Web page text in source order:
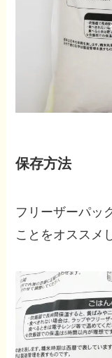
保存方法
フリーザーパッ
ことをオススメ